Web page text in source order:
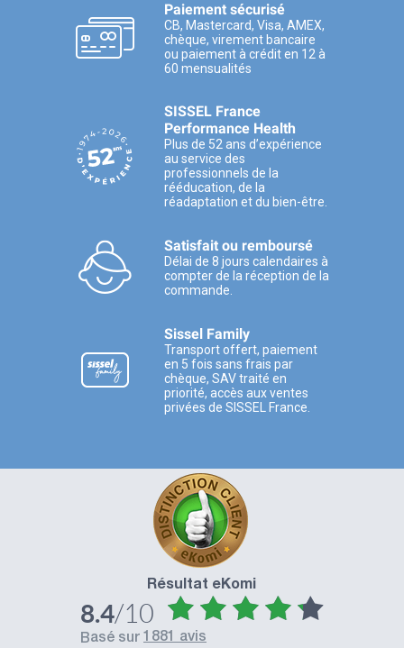
Paiement sécurisé
CB, Mastercard, Visa, AMEX,
chèque, virement bancaire
ou paiement à crédit en 12 à
60 mensualités
SISSEL France
Performance Health
Plus de 52 ans d’expérience
au service des
professionnels de la
rééducation, de la
réadaptation et du bien-être.
Satisfait ou remboursé
Délai de 8 jours calendaires à
compter de la réception de la
commande.
Sissel Family
Transport offert, paiement
en 5 fois sans frais par
chèque, SAV traité en
priorité, accès aux ventes
privées de SISSEL France.
Résultat eKomi
8.4/10
basé sur 1881 avis